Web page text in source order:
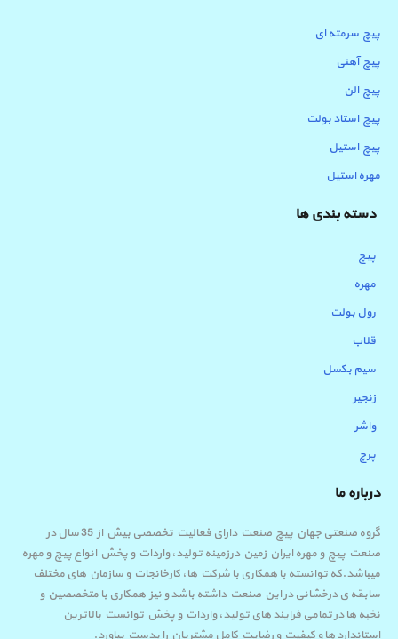
پیچ سرمته ای
پیچ آهنی
پیچ الن
پیچ استاد بولت
پیچ استیل
مهره استیل
دسته بندی ها
پیچ
مهره
رول بولت
قلاب
سیم بکسل
زنجیر
واشر
پرچ
درباره ما
گروه صنعتی جهان پیچ صنعت دارای فعالیت تخصصی بیش از 35 سال در
صنعت پیچ و مهره ایران زمین درزمینه تولید، واردات و پخش انواع پیچ و مهره
میباشد.که توانسته با همکاری با شرکت ها، کارخانجات و سازمان های مختلف
سابقه ی درخشانی در این صنعت داشته باشد و نیز همکاری با متخصصین و
نخبه ها در تمامی فرایند های تولید، واردات و پخش توانست بالاترین